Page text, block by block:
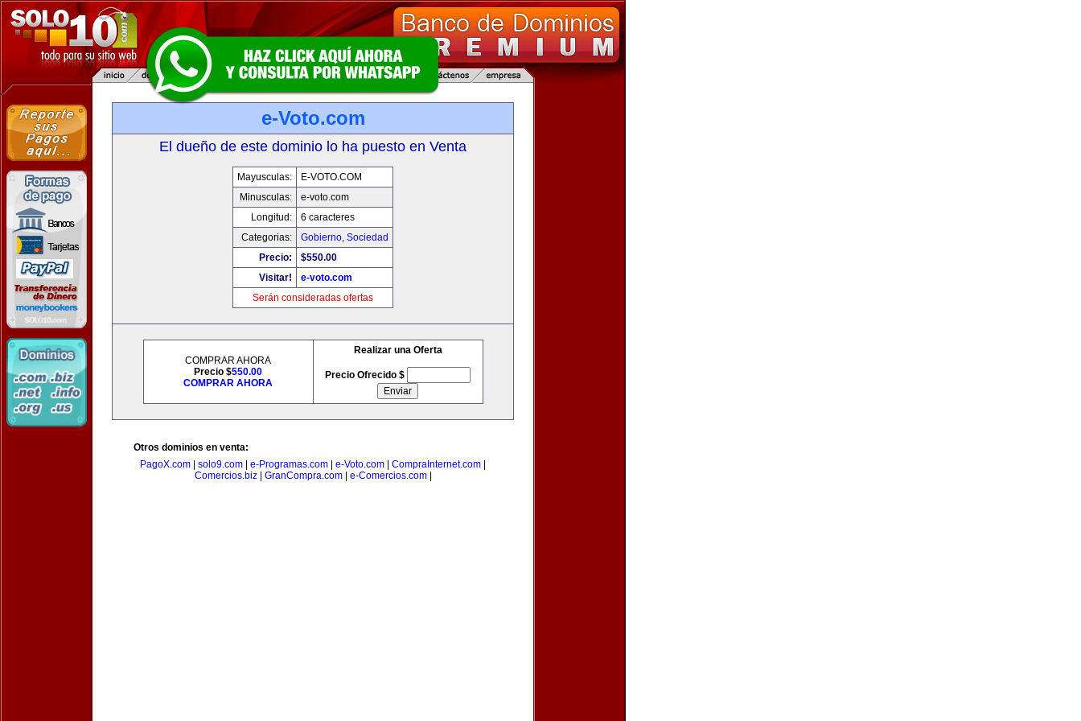
e-Voto.com
El dueño de este dominio lo ha puesto en Venta
Mayusculas:
E-VOTO.COM
Minusculas:
e-voto.com
Longitud:
6 caracteres
Categorias:
Gobierno, Sociedad
Precio:
$550.00
Visitar!
e-voto.com
Serán consideradas ofertas
COMPRAR AHORA
Precio $550.00
COMPRAR AHORA
Realizar una Oferta
Precio Ofrecido $
Otros dominios en venta:
PagoX.com
solo9.com e-Programas.com e-Voto.com CompraInternet.com
Comercios.biz| GranCompra.com| e-Comercios.com|